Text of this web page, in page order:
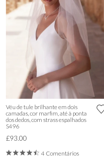
Véu de tule brilhante em dois
camadas, cor marfim, até à ponta
dos dedos, com strass espalhados
S496
£93.00
4 Comentários